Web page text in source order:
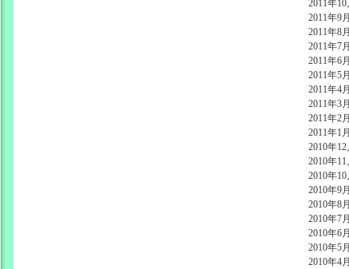
2011年
2011年9
2011年8
2011年7
2011年6
2011年5
2011年4
2011年3
2011年2
2011年1
2010年
2010年
2010年
2010年9
2010年8
2010年7
2010年6
2010年5
2010年4